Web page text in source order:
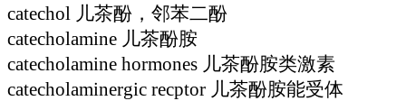
catechol 儿茶酚，邻苯二酚
catecholamine 儿茶酚胺
catecholamine hormones 儿茶酚胺类激素
catecholaminergic recptor 儿茶酚胺能受体